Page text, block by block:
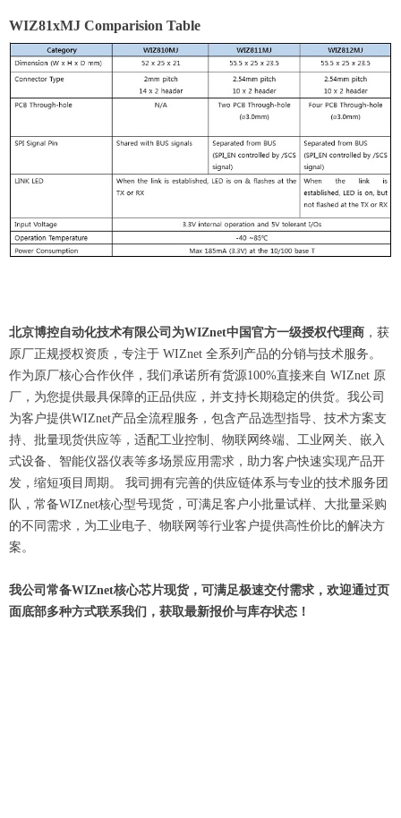
WIZ81xMJ Comparision Table
北京博控自动化技术有限公司为WIZnet中国官方一级授权代理商 ，获
原厂正规授权资质，专注于 WIZnet 全系列产品的分销与技术服务。
作为原厂核心合作伙伴，我们承诺所有货源100%直接来自 WIZnet 原
厂，为您提供最具保障的正品供应，并支持长期稳定的供货。我公司
为客户提供WIZnet产品全流程服务，包含产品选型指导、技术方案支
持、批量现货供应等，适配工业控制、物联网终端、工业网关、嵌入
式设备、智能仪器仪表等多场景应用需求，助力客户快速实现产品开
发，缩短项目周期。 我司拥有完善的供应链体系与专业的技术服务团
队，常备WIZnet核心型号现货，可满足客户小批量试样、大批量采购
的不同需求，为工业电子、物联网等行业客户提供高性价比的解决方
案。
我公司常备WIZnet核心芯片现货，可满足极速交付需求，欢迎通过页
面底部多种方式联系我们，获取最新报价与库存状态！